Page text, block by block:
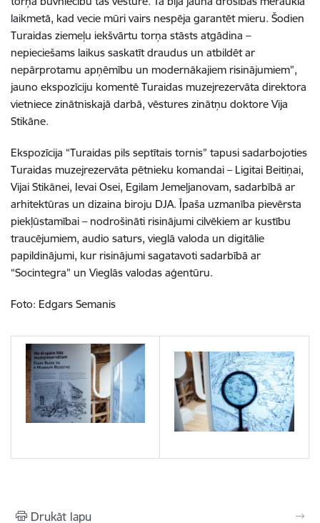
laikmetā, kad vecie mūri vairs nespēja garantēt mieru. Šodien
Turaidas ziemeļu iekšvārtu torņa stāsts atgādina –
nepieciešams laikus saskatīt draudus un atbildēt ar
nepārprotamu apņēmību un modernākajiem risinājumiem”,
jauno ekspozīciju komentē Turaidas muzejrezervāta direktora
vietniece zinātniskajā darbā, vēstures zinātņu doktore Vija
Stikāne.
Ekspozīcija “Turaidas pils septītais tornis” tapusi sadarbojoties
Turaidas muzejrezervāta pētnieku komandai – Ligitai Beitiņai,
Vijai Stikānei, Ievai Osei, Egilam Jemeļjanovam, sadarbībā ar
arhitektūras un dizaina biroju DJA. Īpaša uzmanība pievērsta
piekļūstamībai – nodrošināti risinājumi cilvēkiem ar kustību
traucējumiem, audio saturs, vieglā valoda un digitālie
papildinājumi, kur risinājumi sagatavoti sadarbībā ar
“Socintegra” un Vieglās valodas aģentūru.
Foto: Edgars Semanis
Drukāt lapu